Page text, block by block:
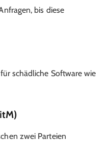
bis diese
schädliche Software wie
zwei Parteien